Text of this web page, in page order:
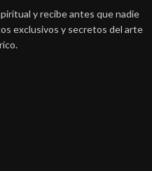
y recibe antes que nadie
exclusivos y secretos del arte